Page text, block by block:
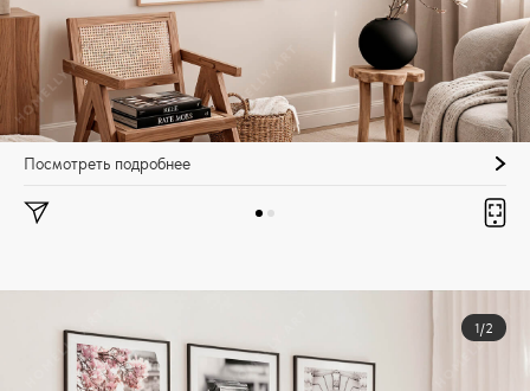
Посмотреть подробнее
1/2